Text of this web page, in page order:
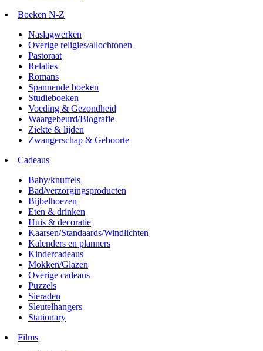
Boeken N-Z
Naslagwerken
Overige religies/allochtonen
Pastoraat
Relaties
Romans
Spannende boeken
Studieboeken
Voeding & Gezondheid
Waargebeurd/Biografie
Ziekte & lijden
Zwangerschap & Geboorte
Cadeaus
Baby/knuffels
Bad/verzorgingsproducten
Bijbelhoezen
Eten & drinken
Huis & decoratie
Kaarsen/Standaards/Windlichten
Kalenders en planners
Kindercadeaus
Mokken/Glazen
Overige cadeaus
Puzzels
Sieraden
Sleutelhangers
Stationary
Films